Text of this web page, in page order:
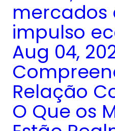
mercados
impulso
Aug 04,
Relação
O Que os